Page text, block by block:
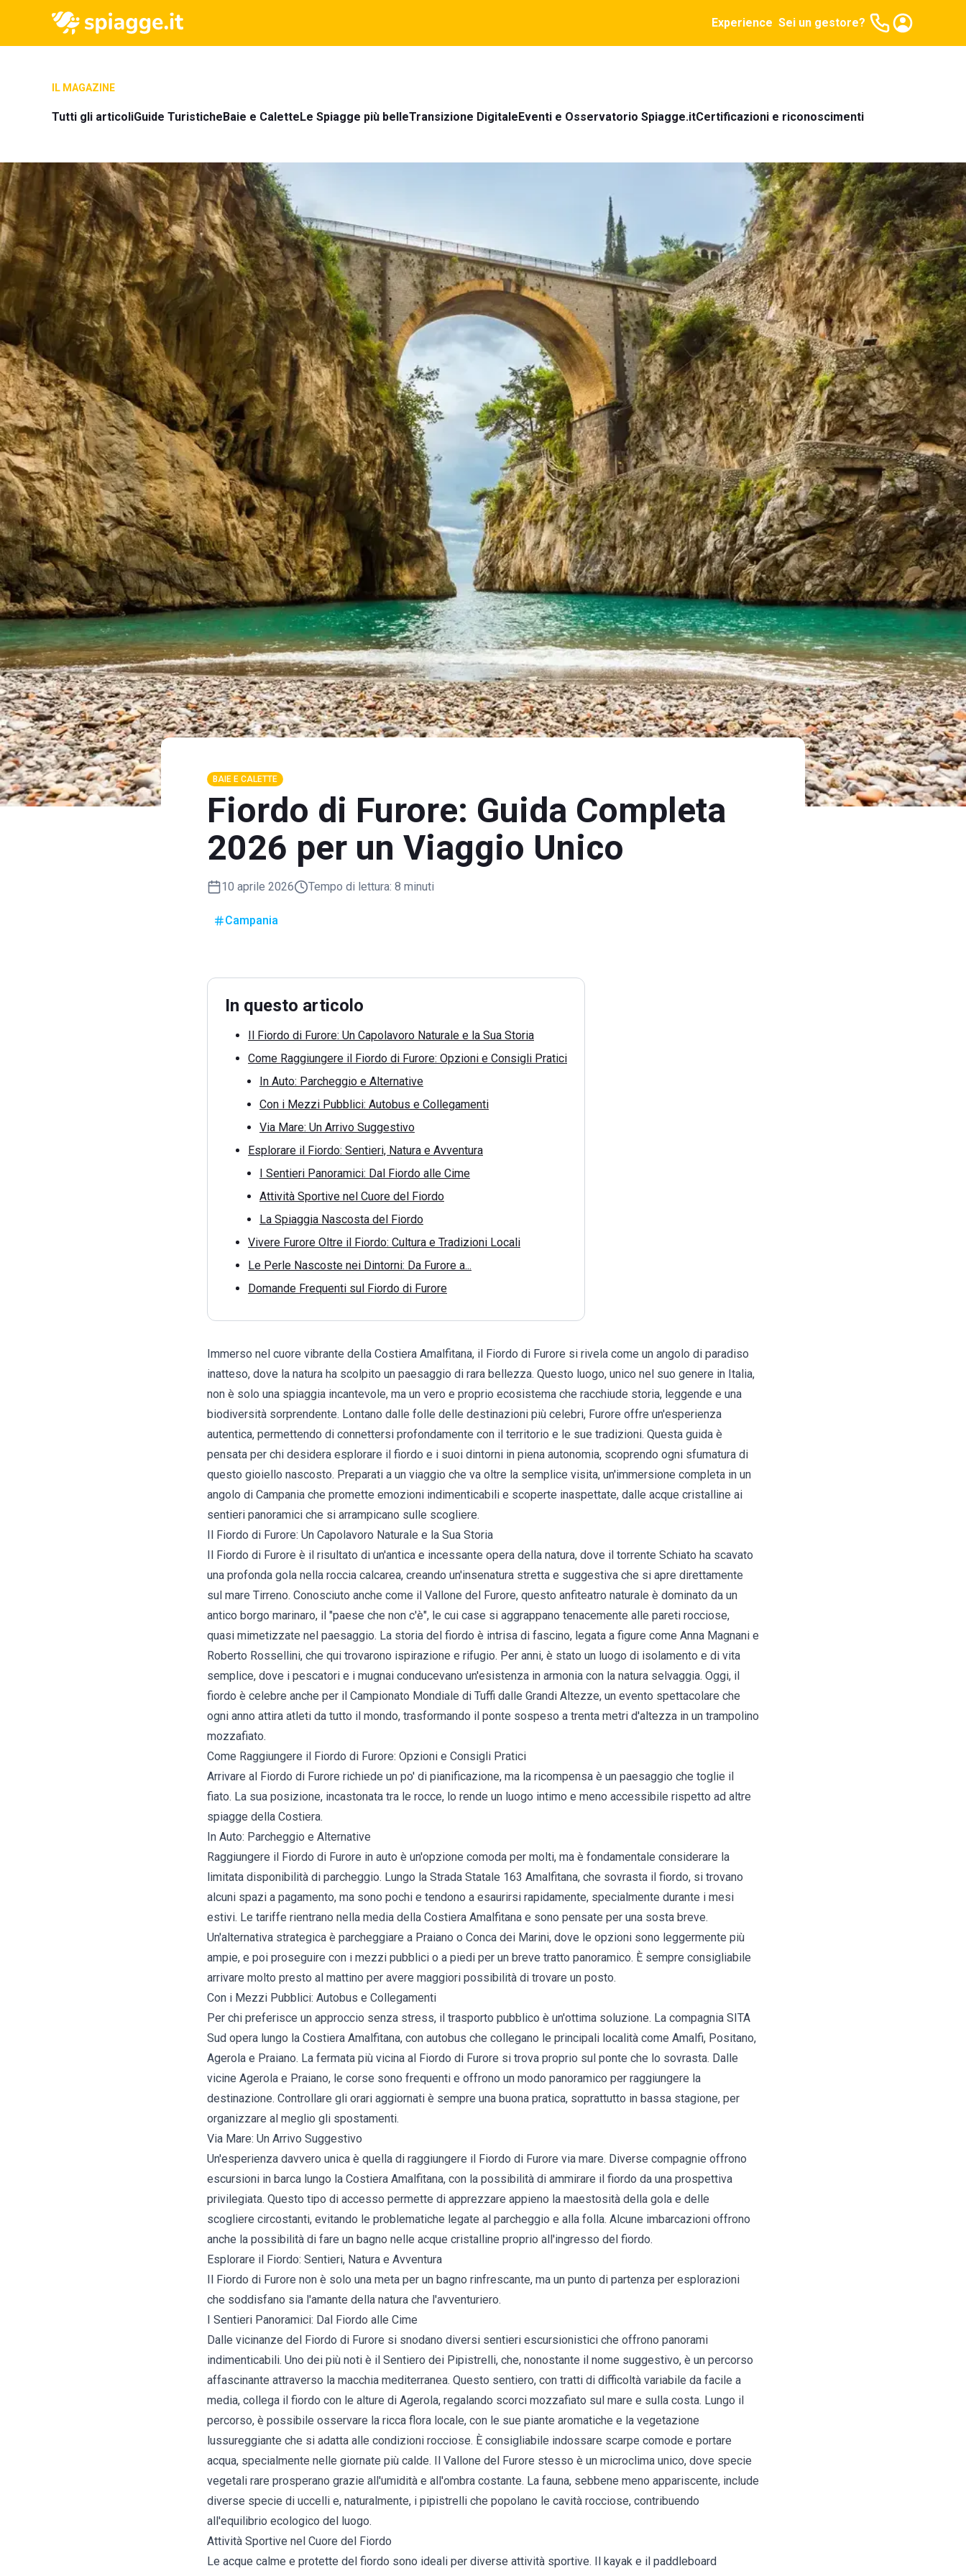
Experience Sei un gestore?
IL MAGAZINE
Tutti gli articoliGuide TuristicheBaie e CaletteLe Spiagge più belleTransizione DigitaleEventi e Osservatorio Spiagge.itCertificazioni e riconoscimenti
BAIE E CALETTE
Fiordo di Furore: Guida Completa
2026 per un Viaggio Unico
10 aprile 2026 Tempo di lettura: 8 minuti
Campania
In questo articolo
Il Fiordo di Furore: Un Capolavoro Naturale e la Sua Storia
Come Raggiungere il Fiordo di Furore: Opzioni e Consigli Pratici
In Auto: Parcheggio e Alternative
Con i Mezzi Pubblici: Autobus e Collegamenti
Via Mare: Un Arrivo Suggestivo
Esplorare il Fiordo: Sentieri, Natura e Avventura
I Sentieri Panoramici: Dal Fiordo alle Cime
Attività Sportive nel Cuore del Fiordo
La Spiaggia Nascosta del Fiordo
Vivere Furore Oltre il Fiordo: Cultura e Tradizioni Locali
Le Perle Nascoste nei Dintorni: Da Furore a...
Domande Frequenti sul Fiordo di Furore
Immerso nel cuore vibrante della Costiera Amalfitana, il Fiordo di Furore si rivela come un angolo di paradiso
inatteso, dove la natura ha scolpito un paesaggio di rara bellezza. Questo luogo, unico nel suo genere in Italia,
non è solo una spiaggia incantevole, ma un vero e proprio ecosistema che racchiude storia, leggende e una
biodiversità sorprendente. Lontano dalle folle delle destinazioni più celebri, Furore offre un'esperienza
autentica, permettendo di connettersi profondamente con il territorio e le sue tradizioni. Questa guida è
pensata per chi desidera esplorare il fiordo e i suoi dintorni in piena autonomia, scoprendo ogni sfumatura di
questo gioiello nascosto. Preparati a un viaggio che va oltre la semplice visita, un'immersione completa in un
angolo di Campania che promette emozioni indimenticabili e scoperte inaspettate, dalle acque cristalline ai
sentieri panoramici che si arrampicano sulle scogliere.
Il Fiordo di Furore: Un Capolavoro Naturale e la Sua Storia
Il Fiordo di Furore è il risultato di un'antica e incessante opera della natura, dove il torrente Schiato ha scavato
una profonda gola nella roccia calcarea, creando un'insenatura stretta e suggestiva che si apre direttamente
sul mare Tirreno. Conosciuto anche come il Vallone del Furore, questo anfiteatro naturale è dominato da un
antico borgo marinaro, il "paese che non c'è", le cui case si aggrappano tenacemente alle pareti rocciose,
quasi mimetizzate nel paesaggio. La storia del fiordo è intrisa di fascino, legata a figure come Anna Magnani e
Roberto Rossellini, che qui trovarono ispirazione e rifugio. Per anni, è stato un luogo di isolamento e di vita
semplice, dove i pescatori e i mugnai conducevano un'esistenza in armonia con la natura selvaggia. Oggi, il
fiordo è celebre anche per il Campionato Mondiale di Tuffi dalle Grandi Altezze, un evento spettacolare che
ogni anno attira atleti da tutto il mondo, trasformando il ponte sospeso a trenta metri d'altezza in un trampolino
mozzafiato.
Come Raggiungere il Fiordo di Furore: Opzioni e Consigli Pratici
Arrivare al Fiordo di Furore richiede un po' di pianificazione, ma la ricompensa è un paesaggio che toglie il
fiato. La sua posizione, incastonata tra le rocce, lo rende un luogo intimo e meno accessibile rispetto ad altre
spiagge della Costiera.
In Auto: Parcheggio e Alternative
Raggiungere il Fiordo di Furore in auto è un'opzione comoda per molti, ma è fondamentale considerare la
limitata disponibilità di parcheggio. Lungo la Strada Statale 163 Amalfitana, che sovrasta il fiordo, si trovano
alcuni spazi a pagamento, ma sono pochi e tendono a esaurirsi rapidamente, specialmente durante i mesi
estivi. Le tariffe rientrano nella media della Costiera Amalfitana e sono pensate per una sosta breve.
Un'alternativa strategica è parcheggiare a Praiano o Conca dei Marini, dove le opzioni sono leggermente più
ampie, e poi proseguire con i mezzi pubblici o a piedi per un breve tratto panoramico. È sempre consigliabile
arrivare molto presto al mattino per avere maggiori possibilità di trovare un posto.
Con i Mezzi Pubblici: Autobus e Collegamenti
Per chi preferisce un approccio senza stress, il trasporto pubblico è un'ottima soluzione. La compagnia SITA
Sud opera lungo la Costiera Amalfitana, con autobus che collegano le principali località come Amalfi, Positano,
Agerola e Praiano. La fermata più vicina al Fiordo di Furore si trova proprio sul ponte che lo sovrasta. Dalle
vicine Agerola e Praiano, le corse sono frequenti e offrono un modo panoramico per raggiungere la
destinazione. Controllare gli orari aggiornati è sempre una buona pratica, soprattutto in bassa stagione, per
organizzare al meglio gli spostamenti.
Via Mare: Un Arrivo Suggestivo
Un'esperienza davvero unica è quella di raggiungere il Fiordo di Furore via mare. Diverse compagnie offrono
escursioni in barca lungo la Costiera Amalfitana, con la possibilità di ammirare il fiordo da una prospettiva
privilegiata. Questo tipo di accesso permette di apprezzare appieno la maestosità della gola e delle
scogliere circostanti, evitando le problematiche legate al parcheggio e alla folla. Alcune imbarcazioni offrono
anche la possibilità di fare un bagno nelle acque cristalline proprio all'ingresso del fiordo.
Esplorare il Fiordo: Sentieri, Natura e Avventura
Il Fiordo di Furore non è solo una meta per un bagno rinfrescante, ma un punto di partenza per esplorazioni
che soddisfano sia l'amante della natura che l'avventuriero.
I Sentieri Panoramici: Dal Fiordo alle Cime
Dalle vicinanze del Fiordo di Furore si snodano diversi sentieri escursionistici che offrono panorami
indimenticabili. Uno dei più noti è il Sentiero dei Pipistrelli, che, nonostante il nome suggestivo, è un percorso
affascinante attraverso la macchia mediterranea. Questo sentiero, con tratti di difficoltà variabile da facile a
media, collega il fiordo con le alture di Agerola, regalando scorci mozzafiato sul mare e sulla costa. Lungo il
percorso, è possibile osservare la ricca flora locale, con le sue piante aromatiche e la vegetazione
lussureggiante che si adatta alle condizioni rocciose. È consigliabile indossare scarpe comode e portare
acqua, specialmente nelle giornate più calde. Il Vallone del Furore stesso è un microclima unico, dove specie
vegetali rare prosperano grazie all'umidità e all'ombra costante. La fauna, sebbene meno appariscente, include
diverse specie di uccelli e, naturalmente, i pipistrelli che popolano le cavità rocciose, contribuendo
all'equilibrio ecologico del luogo.
Attività Sportive nel Cuore del Fiordo
Le acque calme e protette del fiordo sono ideali per diverse attività sportive. Il kayak e il paddleboard